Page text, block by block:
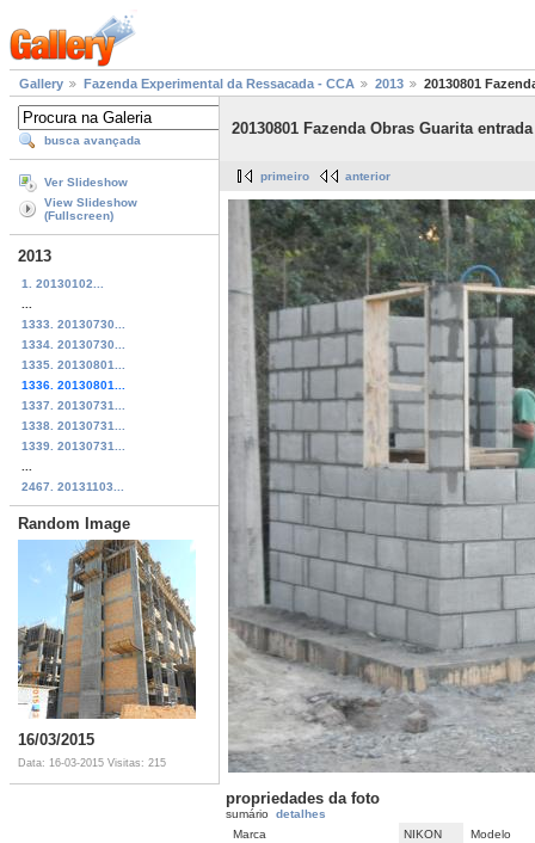
Gallery Fazenda Experimental da Ressacada - CCA 2013 20130801
busca avançada
Ver Slideshow
View Slideshow
(Fullscreen)
2013
1. 20130102...
1333. 20130730...
1334. 20130730...
1335. 20130801...
1336. 20130801...
1337. 20130731...
1338. 20130731...
1339. 20130731...
2467. 20131103...
Random Image
16/03/2015
Data: 16-03-2015 Visitas: 215
20130801 Fazenda Obras Guarita
primeiro anterior
propriedades da foto
sumário detalhes
Marca
NIKON
Modelo